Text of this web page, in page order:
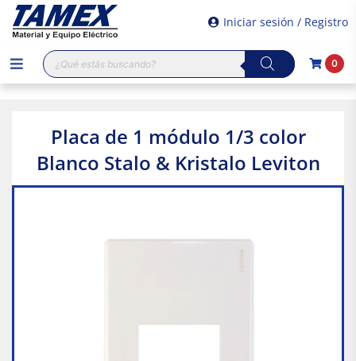
Iniciar sesión / Registro
Búsqueda
de
productos
0
Placa de 1 módulo 1/3 color
Blanco Stalo & Kristalo Leviton